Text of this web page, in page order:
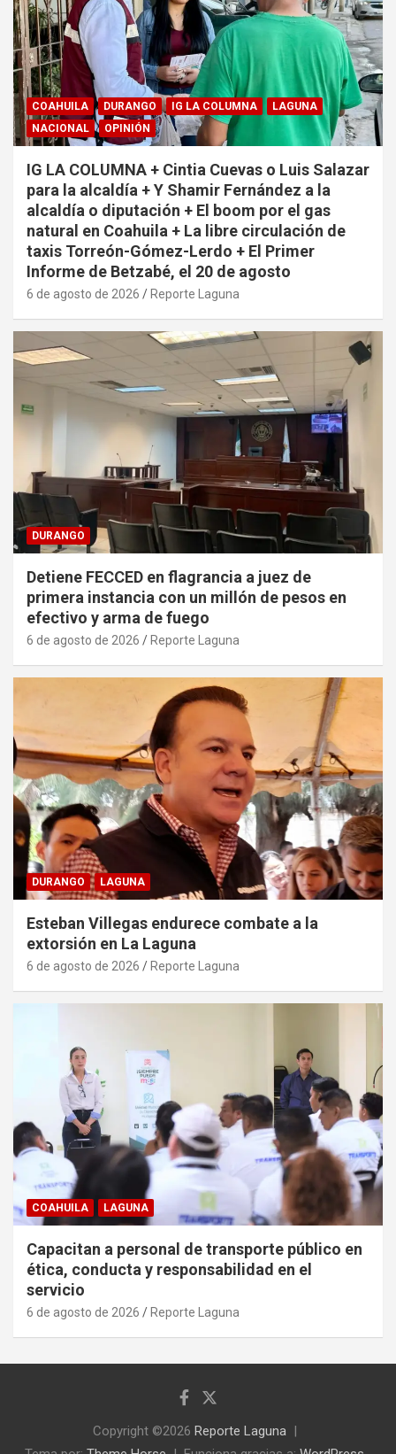
COAHUILA DURANGO IG LA COLUMNA
LAGUNA
NACIONAL
OPINIÓN
IG LA COLUMNA + Cintia Cuevas o Luis Salazar
para la alcaldía + Y Shamir Fernández a la
alcaldía o diputación + El boom por el gas
natural en Coahuila + La libre circulación de
taxis Torreón-Gómez-Lerdo + El Primer
Informe de Betzabé, el 20 de agosto
6 de agosto de 2026 Reporte Laguna
DURANGO
Detiene FECCED en flagrancia a juez de
primera instancia con un millón de pesos en
efectivo y arma de fuego
6 de agosto de 2026 Reporte Laguna
DURANGO LAGUNA
Esteban Villegas endurece combate a la
extorsión en La Laguna
6 de agosto de 2026 Reporte Laguna
COAHUILA LAGUNA
Capacitan a personal de transporte público en
ética, conducta y responsabilidad en el
servicio
6 de agosto de 2026 Reporte Laguna
Copyright ©2026 Reporte Laguna